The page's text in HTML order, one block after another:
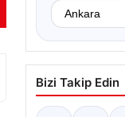
Bizi Takip Edin